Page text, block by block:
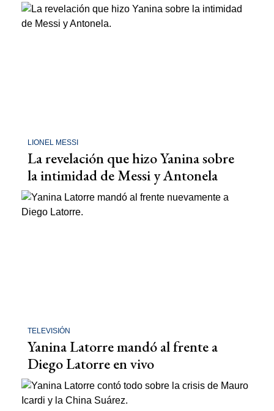
LIONEL MESSI
La revelación que hizo Yanina sobre
la intimidad de Messi y Antonela
TELEVISIÓN
Yanina Latorre mandó al frente a
Diego Latorre en vivo